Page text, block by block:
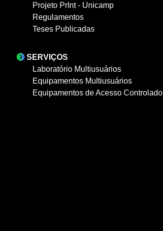
Projeto PrInt - Unicamp
Regulamentos
Teses Publicadas
SERVIÇOS
Laboratório Multiusuários
Equipamentos Multiusuários
Equipamentos de Acesso Controlado